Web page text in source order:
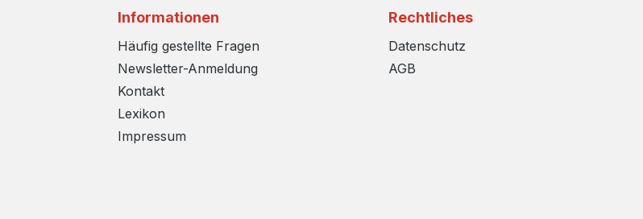
Informationen
Häufig gestellte Fragen
Newsletter-Anmeldung
Kontakt
Lexikon
Impressum
Rechtliches
Datenschutz
AGB